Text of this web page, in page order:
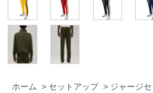
ホーム > セットアップ > ジャージ